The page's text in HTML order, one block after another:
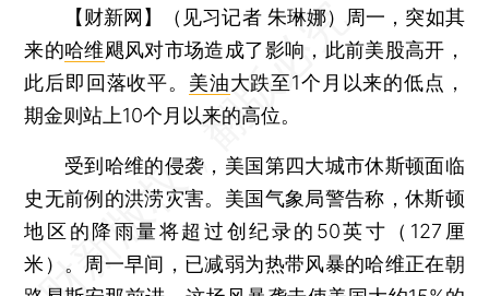
【财新网】（见习记者 朱琳娜） 周一，突如其
来的哈维飓风对市场造成了影响，此前美股高开，
此后即回落收平。 美油大跌至1个月以来的低点，
期金则站上10个月以来的高位。
受到哈维的侵袭，美国第四大城市休斯顿面临
史无前例的洪涝灾害。美国气象局警告称，休斯顿
地区的降雨量将超过创纪录的50英寸（127厘
米）。周一早间，已减弱为热带风暴的哈维正在朝